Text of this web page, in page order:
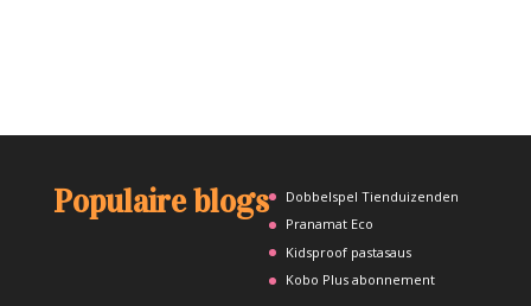
Populaire blogs
Dobbelspel Tienduizenden
Pranamat Eco
Kidsproof pastasaus
Kobo Plus abonnement